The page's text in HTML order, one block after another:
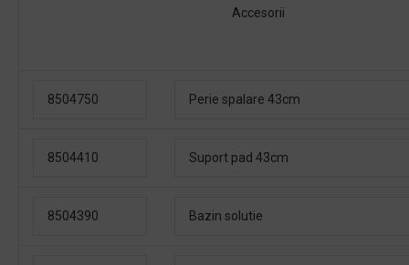
Accesorii
8504750 Perie spalare 43cm
8504410 Suport pad 43cm
8504390 Bazin solutie